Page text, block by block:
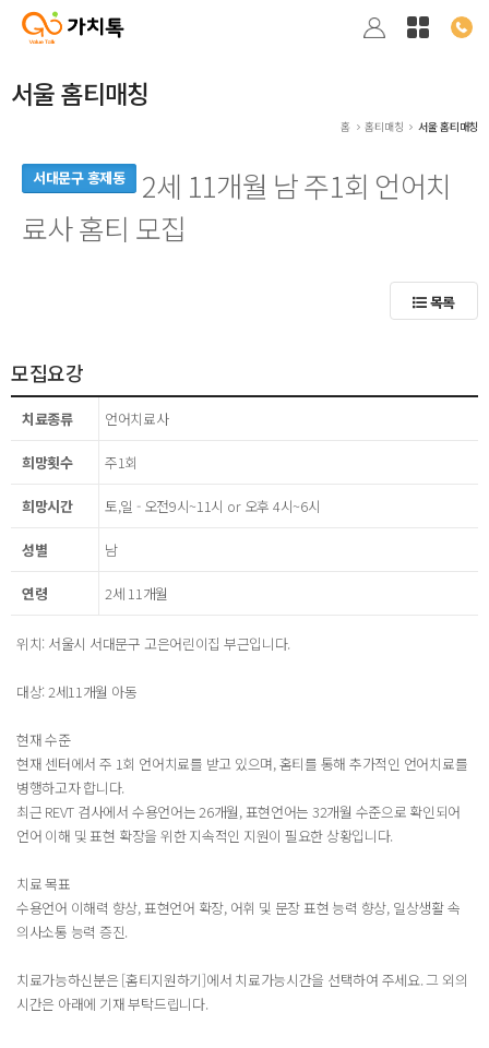
서울 홈티매칭
홈 홈티매칭 서울 홈티매칭
서대문구 홍제동
2세 11개월 남 주1회 언어치
료사 홈티 모집
목록
모집요강
치료종류 언어치료사
희망횟수 주1회
희망시간 토,일 - 오전9시~11시 or 오후 4시~6시
성별 남
연령 2세 11개월
위치: 서울시 서대문구 고은어린이집 부근입니다.
대상: 2세11개월 아동
현재 수준
현재 센터에서 주 1회 언어치료를 받고 있으며, 홈티를 통해 추가적인 언어치료를
병행하고자 합니다.
최근 REVT 검사에서 수용언어는 26개월, 표현언어는 32개월 수준으로 확인되어
언어 이해 및 표현 확장을 위한 지속적인 지원이 필요한 상황입니다.
치료 목표
수용언어 이해력 향상, 표현언어 확장, 어휘 및 문장 표현 능력 향상, 일상생활 속
의사소통 능력 증진.
치료가능하신분은 [홈티지원하기]에서 치료가능시간을 선택하여 주세요. 그 외의
시간은 아래에 기재 부탁드립니다.